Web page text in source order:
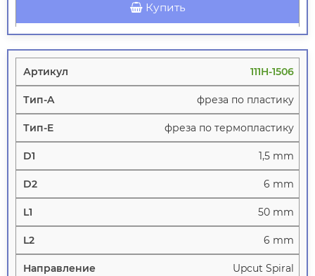
Купить
111H-1506
фреза по пластику
фреза по термопластику
1,5 mm
6 mm
50 mm
6 mm
Upcut Spiral